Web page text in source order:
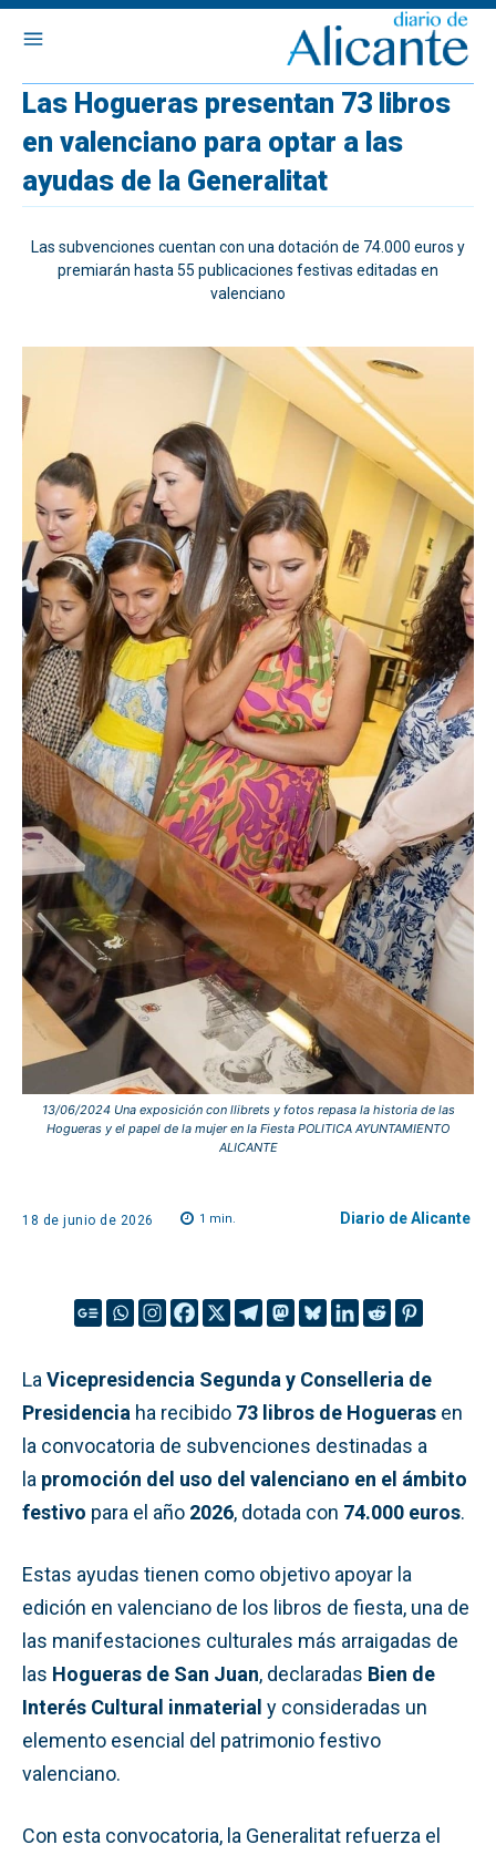
Las Hogueras presentan 73 libros
en valenciano para optar a las
ayudas de la Generalitat
Las subvenciones cuentan con una dotación de 74.000 euros y
premiarán hasta 55 publicaciones festivas editadas en
valenciano
13/06/2024 Una exposición con llibrets y fotos repasa la historia de las
Hogueras y el papel de la mujer en la Fiesta POLITICA AYUNTAMIENTO
ALICANTE
18 de junio de 2026 1 min. Diario de Alicante
La Vicepresidencia Segunda y Conselleria de
Presidencia ha recibido 73 libros de Hogueras en
la convocatoria de subvenciones destinadas a
la promoción del uso del valenciano en el ámbito
festivo para el año 2026, dotada con 74.000 euros.
Estas ayudas tienen como objetivo apoyar la
edición en valenciano de los libros de fiesta, una de
las manifestaciones culturales más arraigadas de
las Hogueras de San Juan, declaradas Bien de
Interés Cultural inmaterial y consideradas un
elemento esencial del patrimonio festivo
valenciano.
Con esta convocatoria, la Generalitat refuerza el